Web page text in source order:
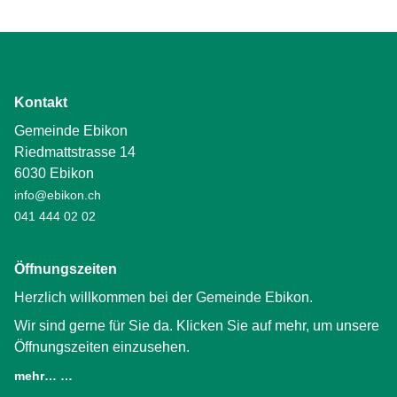
Kontakt
Gemeinde Ebikon
Riedmattstrasse 14
6030 Ebikon
info@ebikon.ch
041 444 02 02
Öffnungszeiten
Herzlich willkommen bei der Gemeinde Ebikon.
Wir sind gerne für Sie da. Klicken Sie auf mehr, um unsere
Öffnungszeiten einzusehen.
mehr… …